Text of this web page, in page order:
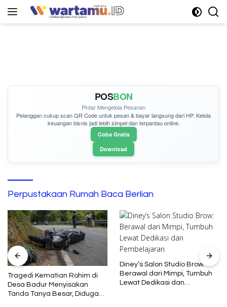
POSBON
Pintar Mengelola Pesanan
Pelanggan cukupscan QR Codeuntuk pesan & bayar langsung dari HP. Kelola
keuangan bisnis jadi lebih simpel dan terpantau online.
Coba Gratis
Download
Perpustakaan Rumah Baca Berlian
Tragedi Kematian Rohim di
Desa Badur Menyisakan
Tanda Tanya Besar, Diduga
Diney’s Salon Studio Brow:
Berawal dari Mimpi, Tumbuh
Lewat Dedikasi dan